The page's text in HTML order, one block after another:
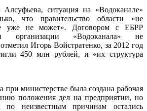
ситуация на «Водоканале»
что правительство области «не
уже не может». Договором с ЕБРР
организации «Водоканала» не
Игорь Войстратенко, за 2012 год
450 млн рублей, и «их структура
при министерстве была создана рабочая
положения дел на предприятии, но
по неизвестным причинам остались